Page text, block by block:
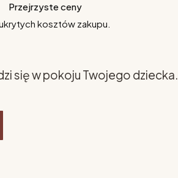
Przejrzyste ceny
kosztów zakupu.
się w pokoju Twojego dziecka.